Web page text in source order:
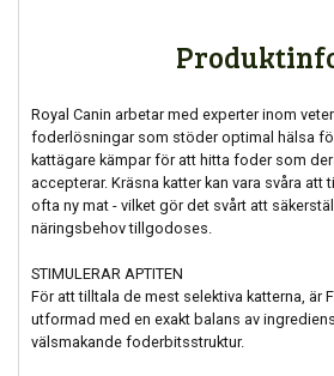
Royal Canin arbetar med experter inom
foderlösningar som stöder optimal hälsa
kattägare kämpar för att hitta foder som
accepterar. Kräsna katter kan vara svåra
ofta ny mat - vilket gör det svårt att
näringsbehov tillgodoses.
STIMULERAR APTITEN
För att tilltala de mest selektiva katterna, är
utformad med en exakt balans av
välsmakande foderbitsstruktur.